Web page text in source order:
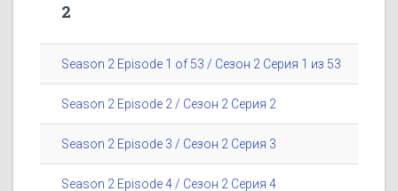
2
Season 2 Episode 1 of 53 / Сезон 2 Серия 1 из 53
Season 2 Episode 2 / Сезон 2 Серия 2
Season 2 Episode 3 / Сезон 2 Серия 3
Season 2 Episode 4 / Сезон 2 Серия 4